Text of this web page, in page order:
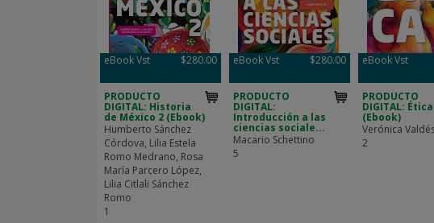
eBook Vst $280.00
PRODUCTO
DIGITAL: Historia
de México 2 (Ebook)
Humberto Sánchez
Córdova, Lilia Estela
Romo Medrano, Rosa
María Parcero López,
Lilia Citlali Sánchez
Romo
1
eBook Vst $280.00
PRODUCTO
DIGITAL:
Introducción a las
ciencias sociale...
Macario Schettino
5
eBook Vst
PRODUCTO
DIGITAL:
(Ebook)
Verónica
2